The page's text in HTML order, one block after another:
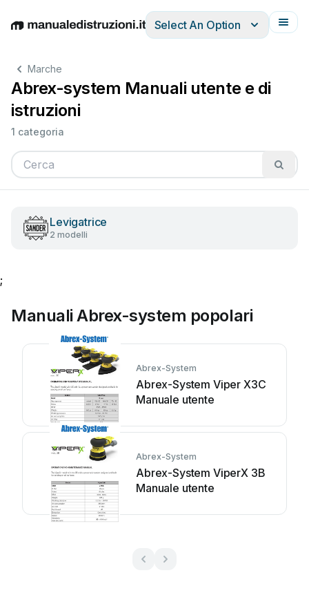
EnglishDeutschEspañolItalianoFrançais
Select An Option
Marche
Abrex-system Manuali utente e di
istruzioni
1 categoria
Levigatrice
2 modelli
;
Manuali Abrex-system popolari
Abrex-System
Abrex-System Viper X3C
Manuale utente
Abrex-System
Abrex-System ViperX 3B
Manuale utente